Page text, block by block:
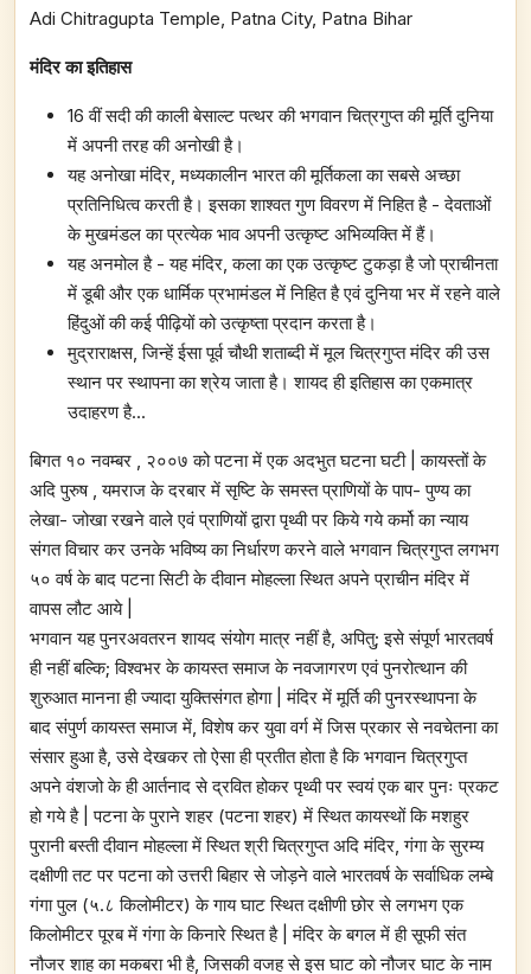
Adi Chitragupta Temple, Patna City, Patna Bihar
मंदिर का इतिहास
16 वीं सदी की काली बेसाल्ट पत्थर की भगवान चित्रगुप्त की मूर्ति दुनिया
में अपनी तरह की अनोखी है।
यह अनोखा मंदिर, मध्यकालीन भारत की मूर्तिकला का सबसे अच्छा
प्रतिनिधित्व करती है। इसका शाश्वत गुण विवरण में निहित है - देवताओं
के मुखमंडल का प्रत्येक भाव अपनी उत्कृष्ट अभिव्यक्ति में हैं।
यह अनमोल है - यह मंदिर, कला का एक उत्कृष्ट टुकड़ा है जो प्राचीनता
में डूबी और एक धार्मिक प्रभामंडल में निहित है एवं दुनिया भर में रहने वाले
हिंदुओं की कई पीढ़ियों को उत्कृष्ता प्रदान करता है।
मुद्राराक्षस, जिन्हें ईसा पूर्व चौथी शताब्दी में मूल चित्रगुप्त मंदिर की उस
स्थान पर स्थापना का श्रेय जाता है। शायद ही इतिहास का एकमात्र
उदाहरण है...
बिगत १० नवम्बर , २००७ को पटना में एक अदभुत घटना घटी | कायस्तों के
अदि पुरुष , यमराज के दरबार में सृष्टि के समस्त प्राणियों के पाप- पुण्य का
लेखा- जोखा रखने वाले एवं प्राणियों द्वारा पृथ्वी पर किये गये कर्मो का न्याय
संगत विचार कर उनके भविष्य का निर्धारण करने वाले भगवान चित्रगुप्त लगभग
५० वर्ष के बाद पटना सिटी के दीवान मोहल्ला स्थित अपने प्राचीन मंदिर में
वापस लौट आये |
भगवान यह पुनरअवतरन शायद संयोग मात्र नहीं है, अपितु; इसे संपूर्ण भारतवर्ष
ही नहीं बल्कि; विश्वभर के कायस्त समाज के नवजागरण एवं पुनरोत्थान की
शुरुआत मानना ही ज्यादा युक्तिसंगत होगा | मंदिर में मूर्ति की पुनरस्थापना के
बाद संपुर्ण कायस्त समाज में, विशेष कर युवा वर्ग में जिस प्रकार से नवचेतना का
संसार हुआ है, उसे देखकर तो ऐसा ही प्रतीत होता है कि भगवान चित्रगुप्त
अपने वंशजो के ही आर्तनाद से द्रवित होकर पृथ्वी पर स्वयं एक बार पुनः प्रकट
हो गये है | पटना के पुराने शहर (पटना शहर) में स्थित कायस्थों कि मशहुर
पुरानी बस्ती दीवान मोहल्ला में स्थित श्री चित्रगुप्त अदि मंदिर, गंगा के सुरम्य
दक्षीणी तट पर पटना को उत्तरी बिहार से जोड़ने वाले भारतवर्ष के सर्वाधिक लम्बे
गंगा पुल (५.८ किलोमीटर) के गाय घाट स्थित दक्षीणी छोर से लगभग एक
किलोमीटर पूरब में गंगा के किनारे स्थित है | मंदिर के बगल में ही सूफी संत
नौजर शाह का मकबरा भी है, जिसकी वजह से इस घाट को नौजर घाट के नाम